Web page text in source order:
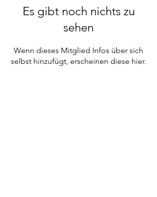
Es gibt noch nichts zu
sehen
Wenn dieses Mitglied Infos über sich
selbst hinzufügt, erscheinen diese hier.